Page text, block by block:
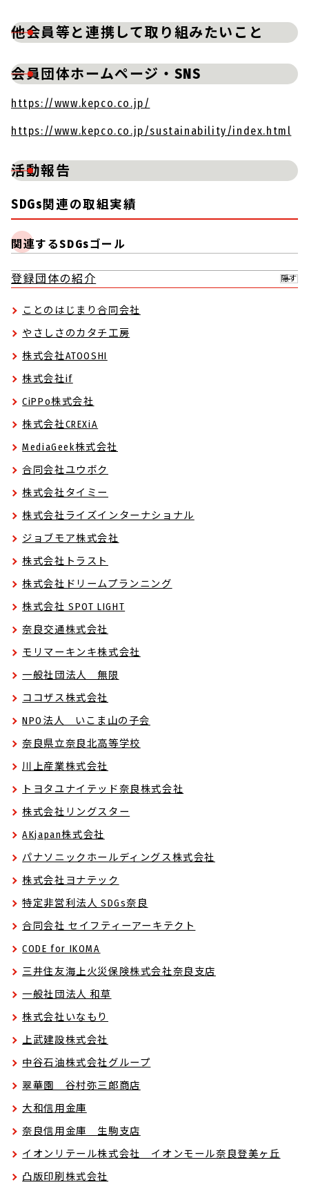
他会員等と連携して取り組みたいこと
会員団体ホームページ・SNS
https://www.kepco.co.jp/
https://www.kepco.co.jp/sustainability/index.html
活動報告
SDGs関連の取組実績
関連するSDGsゴール
登録団体の紹介 隠す
ことのはじまり合同会社
やさしさのカタチ工房
株式会社ATOOSHI
株式会社if
CiPPo株式会社
株式会社CREXiA
MediaGeek株式会社
合同会社ユウボク
株式会社タイミー
株式会社ライズインターナショナル
ジョブモア株式会社
株式会社トラスト
株式会社ドリームプランニング
株式会社 SPOT LIGHT
奈良交通株式会社
モリマーキンキ株式会社
一般社団法人 無限
ココザス株式会社
NPO法人 いこま山の子会
奈良県立奈良北高等学校
川上産業株式会社
トヨタユナイテッド奈良株式会社
株式会社リングスター
AKjapan株式会社
パナソニックホールディングス株式会社
株式会社ヨナテック
特定非営利法人 SDGs奈良
合同会社 セイフティーアーキテクト
CODE for IKOMA
三井住友海上火災保険株式会社奈良支店
一般社団法人 和草
株式会社いなもり
上武建設株式会社
中谷石油株式会社グループ
翠華園 谷村弥三郎商店
大和信用金庫
奈良信用金庫 生駒支店
イオンリテール株式会社 イオンモール奈良登美ヶ丘
凸版印刷株式会社